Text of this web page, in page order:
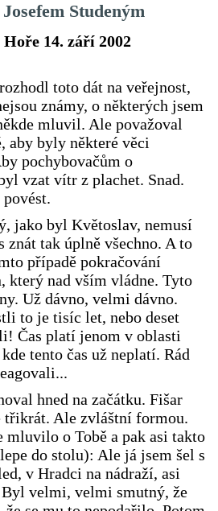
Studeným
14. září 2002
toto dát na veřejnost,
známy, o některých jsem
mluvil. Ale považoval
aby byly některé věci
pochybovačům o
vzat vítr z plachet. Snad.
povést.
jako byl Květoslav, nemusí
znát tak úplně všechno. A to
případě pokračování
který nad vším vládne. Tyto
Už dávno, velmi dávno.
to je tisíc let, nebo deset
Čas platí jenom v oblasti
tento čas už neplatí. Rád
hned na začátku. Fišar
třikrát. Ale zvláštní formou.
mluvilo o Tobě a pak asi takto
do stolu): Ale já jsem šel s
v Hradci na nádraží, asi
velmi, velmi smutný, že